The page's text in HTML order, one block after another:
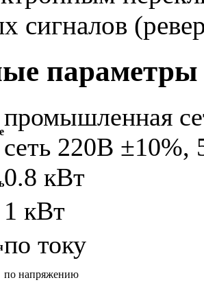
сигналов
параметры
промышленная
сеть 220В ±10%,
0.8 кВт
1 кВт
по току
по напряжению